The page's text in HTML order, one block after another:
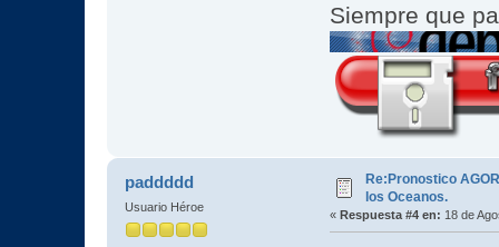
Siempre que
paddddd
Usuario Héroe
Re:Pronostico
los Oceanos.
« Respuesta #4 en: 18 de